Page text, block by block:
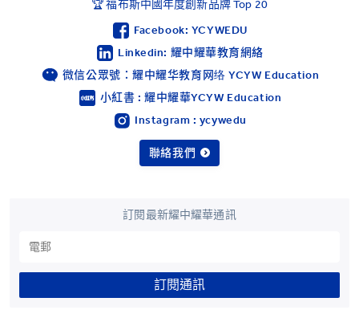
🏆 福布斯中國年度創新品牌 Top 20
Facebook: YCYWEDU
Linkedin: 耀中耀華教育網絡
微信公眾號：耀中耀华教育网络 YCYW Education
小紅書 : 耀中耀華YCYW Education
Instagram : ycywedu
聯絡我們
訂閱最新耀中耀華通訊
訂閱通訊